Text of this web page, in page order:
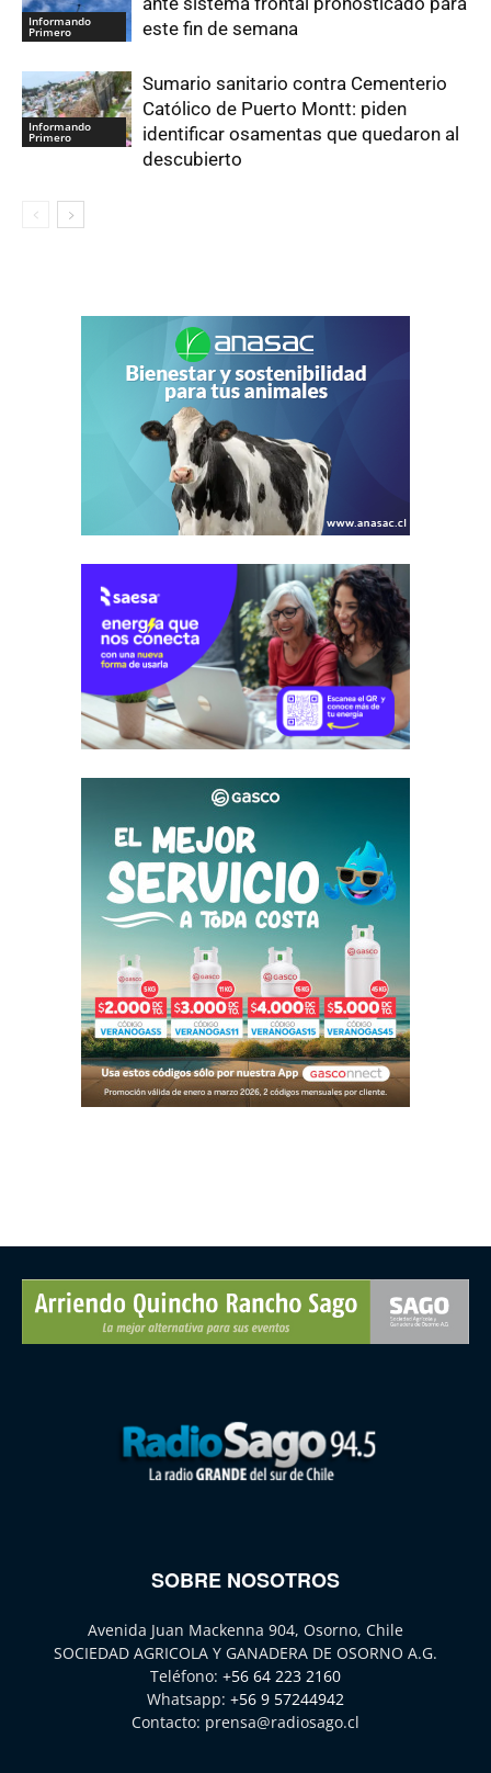
Informando
Primero
este fin de semana
Informando
Primero
Sumario sanitario contra Cementerio
Católico de Puerto Montt: piden
identificar osamentas que quedaron al
descubierto
SOBRE NOSOTROS
Avenida Juan Mackenna 904, Osorno, Chile
SOCIEDAD AGRICOLA Y GANADERA DE OSORNO A.G.
Teléfono: +56 64 223 2160
Whatsapp: +56 9 57244942
Contacto: prensa@radiosago.cl